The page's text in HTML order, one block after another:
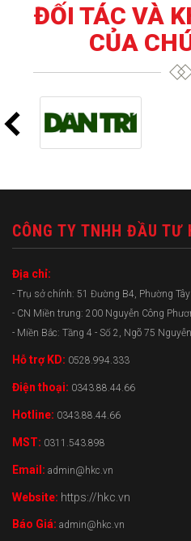
ĐỐI TÁC VÀ
CỦA
CÔNG TY TNHH ĐẦU TƯ
Địa chỉ:
- Trụ sở chính: 51 Đường B4, Phường Tây
- CN Miền trung: 200 Nguyễn Công
- Miền Bắc: Tầng 4 - Số 2, Ngõ 75
Hỗ trợ KD: 0528.994.333
Điện thoại: 0343.88.44.66
Hotline: 0343.88.44.66
MST: 0311.543.898
Email: admin@hkc.vn
Website: https://hkc.vn
Báo Giá: admin@hkc.vn